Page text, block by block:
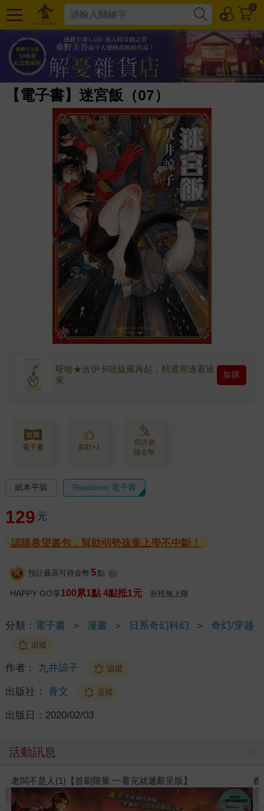
0
【電子書】迷宮飯（07）
呀哈★吉伊卡哇旋風再起，精選周邊看過
來
加購
電子書 喜歡+1
寫評價
賺金幣
紙本平裝 Readmoo 電子書
129 元
認購希望書包，幫助弱勢孩童上學不中斷！
預計最高可得金幣 5 點
HAPPY GO享100累1點 4點抵1元 折抵無上限
分類： 電子書 ＞ 漫畫 ＞ 日系奇幻科幻 ＞ 奇幻/穿越
追蹤
作者： 九井諒子 追蹤
出版社： 青文 追蹤
出版日： 2020/02/03
活動訊息
老闆不是人(1)【首刷限量 一看完就遞辭呈版】 春